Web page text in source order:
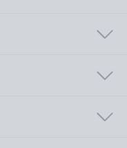
くことが可能です。